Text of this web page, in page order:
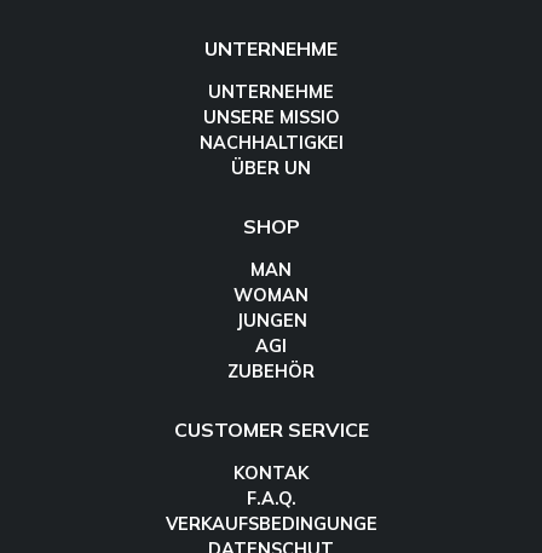
UNTERNEHME
UNTERNEHME
UNSERE MISSIO
NACHHALTIGKEI
ÜBER UN
SHOP
MAN
WOMAN
JUNGEN
AGI
ZUBEHÖR
CUSTOMER SERVICE
KONTAK
F.A.Q.
VERKAUFSBEDINGUNGE